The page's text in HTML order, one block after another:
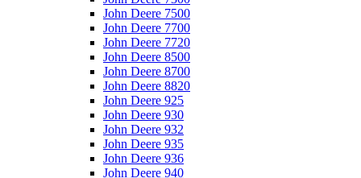
John Deere 7500
John Deere 7700
John Deere 7720
John Deere 8500
John Deere 8700
John Deere 8820
John Deere 925
John Deere 930
John Deere 932
John Deere 935
John Deere 936
John Deere 940